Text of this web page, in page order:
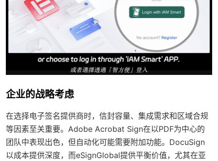
企业的战略考虑
在选择电子签名提供商时，信封容量、集成需求和区域合规
等因素至关重要。Adobe Acrobat Sign在以PDF为中心的
团队中表现出色，但自动化可能需要附加功能。DocuSign
以成本提供深度，而eSignGlobal提供平衡价值，尤其在亚